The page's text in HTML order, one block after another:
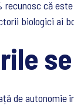
recunosc că
biologici ai
de autonomie